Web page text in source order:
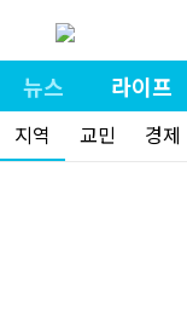
뉴스 라이프
지역 교민 경제